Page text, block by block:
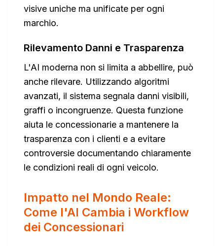
visive uniche ma unificate per ogni
marchio.
Rilevamento Danni e Trasparenza
L'AI moderna non si limita a abbellire, può
anche rilevare. Utilizzando algoritmi
avanzati, il sistema segnala danni visibili,
graffi o incongruenze. Questa funzione
aiuta le concessionarie a mantenere la
trasparenza con i clienti e a evitare
controversie documentando chiaramente
le condizioni reali di ogni veicolo.
Impatto nel Mondo Reale:
Come l'AI Cambia i Workflow
dei Concessionari